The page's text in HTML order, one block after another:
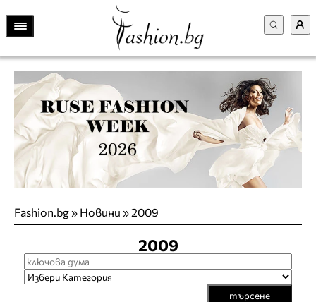
Fashion.bg» Новини »2009
2009
търсене